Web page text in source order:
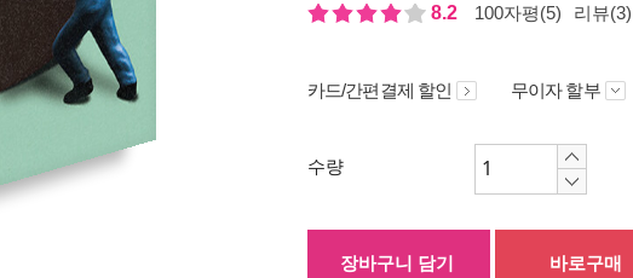
8.2
100자평(5) 리뷰(3)
카드/간편결제 할인 무이자 할부
수량
장바구니 담기 바로구매